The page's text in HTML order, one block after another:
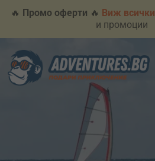
🔥 Промо оферти 🔥 Виж всички
и промоции